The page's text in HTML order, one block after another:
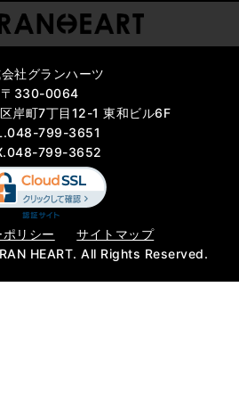
社グランハーツ
〒330-0064
岸町7丁目12-1 東和ビル6F
799-3651
799-3652
リシー
サイトマップ
HEART. All Rights Reserved.